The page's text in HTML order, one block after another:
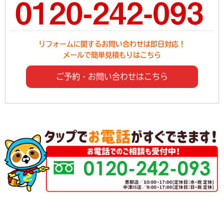
リフォームに関するお問い合わせは即日対応！
メールで簡単見積もりはこちら
ご予約・お問い合わせはこちら